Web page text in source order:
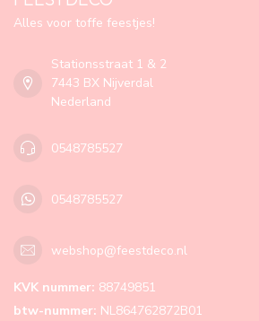
Alles voor toffe feestjes!
Stationsstraat 1 & 2
7443 BX Nijverdal
Nederland
0548785527
0548785527
webshop@feestdeco.nl
KVK nummer: 88749851
btw-nummer: NL864762872B01